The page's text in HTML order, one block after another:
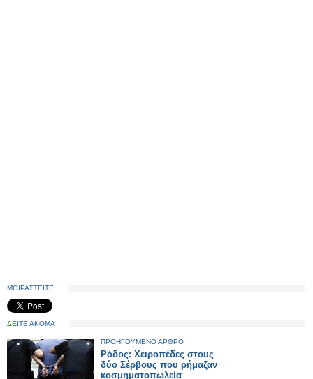
ΜΟΙΡΑΣΤΕΙΤΕ
ΔΕΙΤΕ ΑΚΟΜΑ
ΠΡΟΗΓΟΥΜΕΝΟ ΑΡΘΡΟ
Ρόδος: Χειροπέδες στους
δύο Σέρβους που ρήμαζαν
κοσμηματοπωλεία